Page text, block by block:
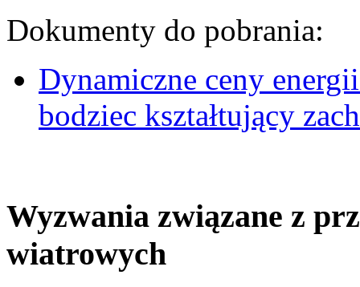
Dokumenty do pobrania:
Dynamiczne ceny
bodziec kształtujący
Wyzwania związane z
wiatrowych